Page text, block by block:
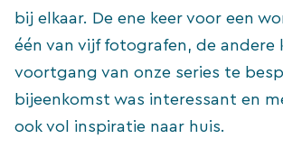
bij elkaar. De ene keer voor een
één van vijf fotografen, de andere
voortgang van onze series te
bijeenkomst was interessant en
ook vol inspiratie naar huis.